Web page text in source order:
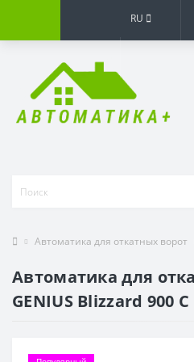
RU
Автоматика для откатных ворот
Автоматика для
GENIUS Blizzard 900 C